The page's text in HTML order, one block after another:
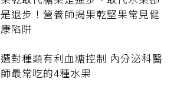
是退步！營養師揭果乾堅果常見健
康陷阱
選對種類有利血糖控制 內分泌科醫
師最常吃的4種水果